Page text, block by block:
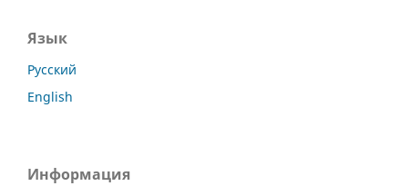
Язык
Русский
English
Информация